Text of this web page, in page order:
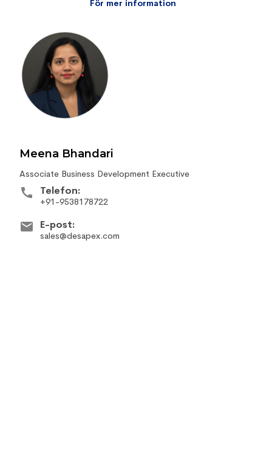
För mer information
Meena Bhandari
Associate Business Development Executive
Telefon:
+91-9538178722
E-post:
sales@desapex.com